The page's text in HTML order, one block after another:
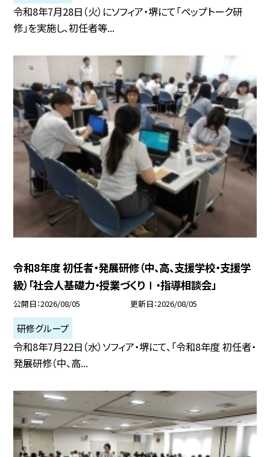
令和8年7月28日（火）にソフィア・堺にて「ペップトーク研
修」を実施し、初任者等...
令和8年度 初任者・発展研修（中、高、支援学校・支援学
級）「社会人基礎力・授業づくりⅠ・指導相談会」
公開日 2026/08/05 更新日 2026/08/05
研修グループ
令和8年7月22日（水）ソフィア・堺にて、「令和8年度 初任者・
発展研修（中、高...